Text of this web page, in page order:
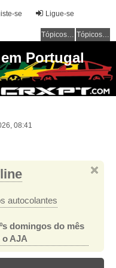
Ligue-se
se
Tópicos sem resposta Tópicos ativos
Portugal
08:41
autocolantes
domingos do mês
AJA